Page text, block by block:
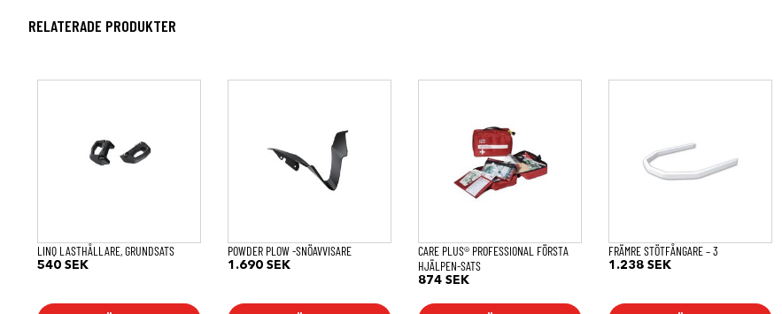
RELATERADE PRODUKTER
LINQ LASTHÅLLARE, GRUNDSATS
540 SEK
POWDER PLOW -SNÖAVVISARE
1.690SEK
CARE PLUS® PROFESSIONAL FÖRSTA
HJÄLPEN-SATS
874SEK
FRÄMRE STÖTFÅNGARE – 3
1.238SEK